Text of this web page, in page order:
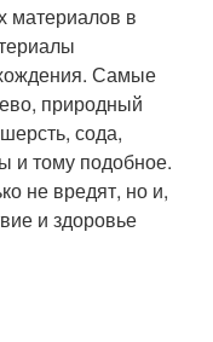
материалов в
Самые
природный
сода,
и тому подобное.
не вредят, но и,
и здоровье